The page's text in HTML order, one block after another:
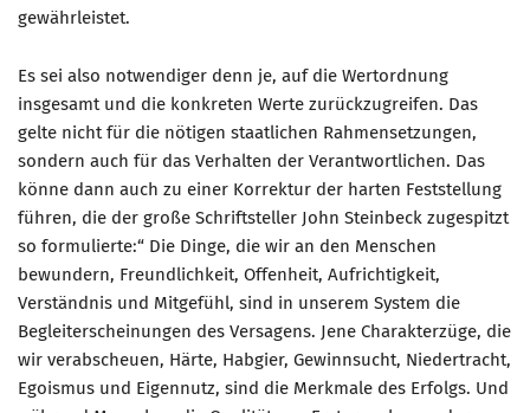
gewährleistet.
Es sei also notwendiger denn je, auf die Wertordnung
insgesamt und die konkreten Werte zurückzugreifen. Das
gelte nicht für die nötigen staatlichen Rahmensetzungen,
sondern auch für das Verhalten der Verantwortlichen. Das
könne dann auch zu einer Korrektur der harten Feststellung
führen, die der große Schriftsteller John Steinbeck zugespitzt
so formulierte:“ Die Dinge, die wir an den Menschen
bewundern, Freundlichkeit, Offenheit, Aufrichtigkeit,
Verständnis und Mitgefühl, sind in unserem System die
Begleiterscheinungen des Versagens. Jene Charakterzüge, die
wir verabscheuen, Härte, Habgier, Gewinnsucht, Niedertracht,
Egoismus und Eigennutz, sind die Merkmale des Erfolgs. Und